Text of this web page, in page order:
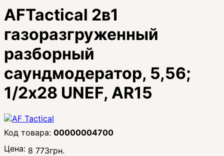
AFTactical 2в1
газоразгруженный
разборный
саундмодератор, 5,56;
1/2x28 UNEF, AR15
00000004700
Цена: 8 773грн.